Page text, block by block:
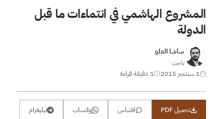
المشروع الهاشمي في انتماءات ما قبل
الدولة
ساشا العلو
باحث
1 سبتمبر 2015 1 دقيقة قراءة
تحميل PDF اقتباس واتساب تيليغرام